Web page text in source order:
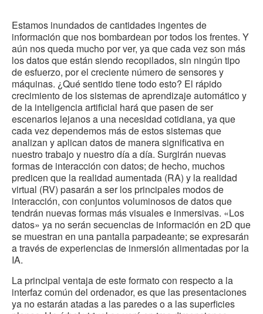
Estamos inundados de cantidades ingentes de
información que nos bombardean por todos los frentes. Y
aún nos queda mucho por ver, ya que cada vez son más
los datos que están siendo recopilados, sin ningún tipo
de esfuerzo, por el creciente número de sensores y
máquinas. ¿Qué sentido tiene todo esto? El rápido
crecimiento de los sistemas de aprendizaje automático y
de la inteligencia artificial hará que pasen de ser
escenarios lejanos a una necesidad cotidiana, ya que
cada vez dependemos más de estos sistemas que
analizan y aplican datos de manera significativa en
nuestro trabajo y nuestro día a día. Surgirán nuevas
formas de interacción con datos; de hecho, muchos
predicen que la realidad aumentada (RA) y la realidad
virtual (RV) pasarán a ser los principales modos de
interacción, con conjuntos voluminosos de datos que
tendrán nuevas formas más visuales e inmersivas. «Los
datos» ya no serán secuencias de información en 2D que
se muestran en una pantalla parpadeante; se expresarán
a través de experiencias de inmersión alimentadas por la
IA.
La principal ventaja de este formato con respecto a la
interfaz común del ordenador, es que las presentaciones
ya no estarán atadas a las paredes o a las superficies